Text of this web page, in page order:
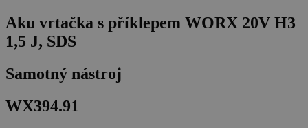
Aku vrtačka s příklepem WORX 20V H3
1,5 J, SDS
Samotný nástroj
WX394.91